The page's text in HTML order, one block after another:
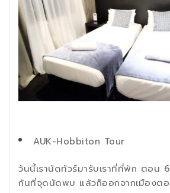
AUK-Hobbiton Tour
วันนี้เรานัดทัวร์มารับเราที่ที่พัก ตอน
กันที่จุดนัดพบ แล้วก็ออกจากเมืองต